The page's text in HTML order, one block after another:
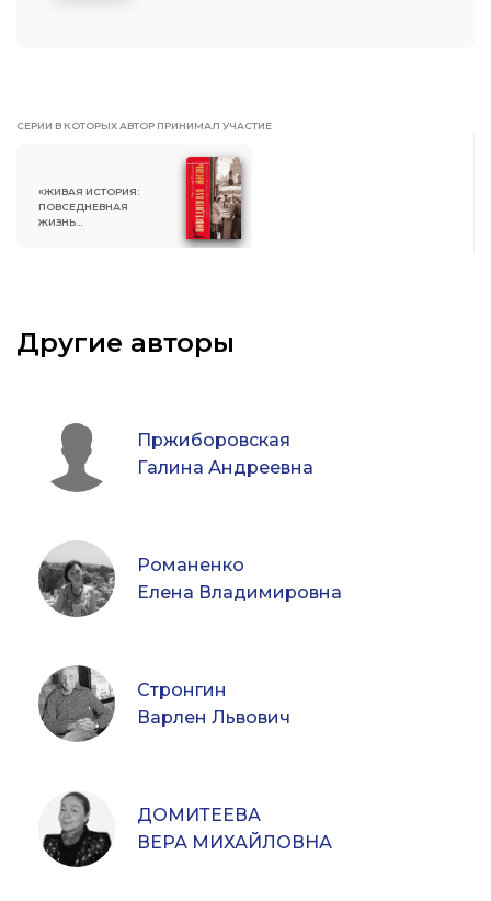
СЕРИИ В КОТОРЫХ АВТОР ПРИНИМАЛ УЧАСТИЕ
«ЖИВАЯ ИСТОРИЯ:
ПОВСЕДНЕВНАЯ
ЖИЗНЬ
Другие авторы
Пржиборовская
Галина Андреевна
Романенко
Елена Владимировна
Стронгин
Варлен Львович
ДОМИТЕЕВА
ВЕРА МИХАЙЛОВНА